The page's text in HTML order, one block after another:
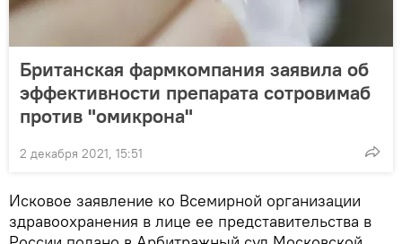
Британская фармкомпания заявила об
эффективности препарата сотровимаб
против "омикрона"
2 декабря 2021, 15:51
Исковое заявление ко Всемирной организации
здравоохранения в лице ее представительства в